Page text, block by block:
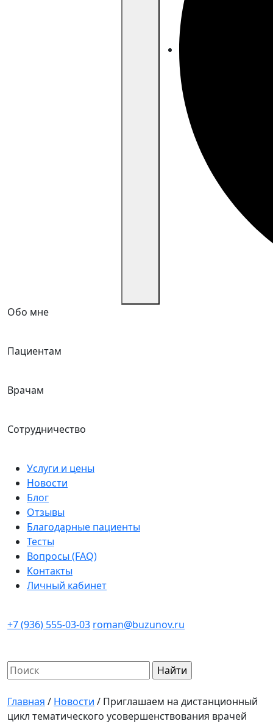
Обо мне
Пациентам
Врачам
Сотрудничество
Услуги и цены
Новости
Блог
Отзывы
Благодарные пациенты
Тесты
Вопросы (FAQ)
Контакты
Личный кабинет
+7 (936) 555-03-03 roman@buzunov.ru
Найти:
Главная / Новости / Приглашаем на дистанционный
цикл тематического усовершенствования врачей